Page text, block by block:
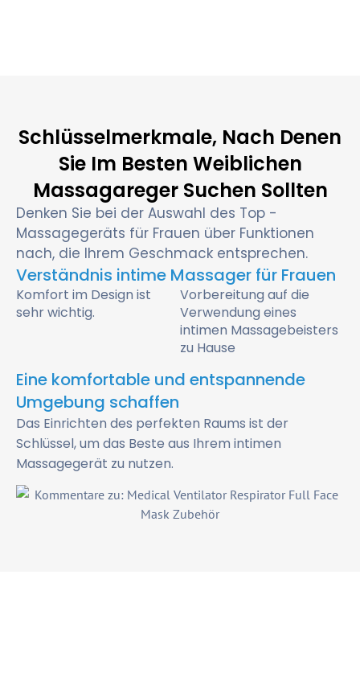
Schlüsselmerkmale, Nach Denen
Sie Im Besten Weiblichen
Massagareger Suchen Sollten
Denken Sie bei der Auswahl des Top -
Massagegeräts für Frauen über Funktionen
nach, die Ihrem Geschmack entsprechen.
Verständnis intime Massager für Frauen
Komfort im Design ist
sehr wichtig.
Vorbereitung auf die
Verwendung eines
intimen Massagebeisters
zu Hause
Eine komfortable und entspannende
Umgebung schaffen
Das Einrichten des perfekten Raums ist der
Schlüssel, um das Beste aus Ihrem intimen
Massagegerät zu nutzen.